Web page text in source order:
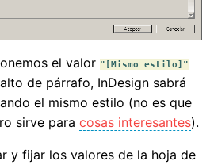
el valor "[Mismo estilo]"
de párrafo, InDesign sabrá
el mismo estilo (no es que
sirve para cosas interesantes).
y fijar los valores de la hoja de